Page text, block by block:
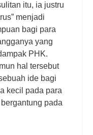
itu, ia justru
menjadi
bagi para
yang
PHK.
hal tersebut
ide bagi
kecil pada para
pada